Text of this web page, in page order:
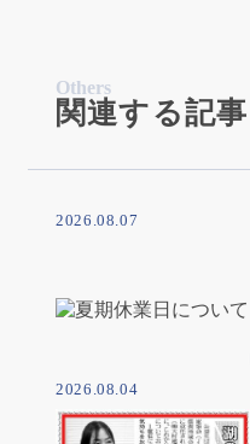
Others
関連する記事
2026.08.07
2026.08.04